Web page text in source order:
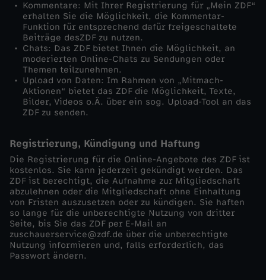
Kommentare: Mit Ihrer Registrierung für „Mein ZDF“
erhalten Sie die Möglichkeit, die Kommentar-
Funktion für entsprechend dafür freigeschaltete
Beiträge desZDF zu nutzen.
Chats: Das ZDF bietet Ihnen die Möglichkeit, an
moderierten Online-Chats zu Sendungen oder
Themen teilzunehmen.
Upload von Daten: Im Rahmen von „Mitmach-
Aktionen“ bietet das ZDF die Möglichkeit, Texte,
Bilder, Videos o.Ä. über ein sog. Upload-Tool an das
ZDF zu senden.
Registrierung, Kündigung und Haftung
Die Registrierung für die Online-Angebote des ZDF ist
kostenlos. Sie kann jederzeit gekündigt werden. Das
ZDF ist berechtigt, die Aufnahme zur Mitgliedschaft
abzulehnen oder die Mitgliedschaft ohne Einhaltung
von Fristen auszusetzen oder zu kündigen. Sie haften
so lange für die unberechtigte Nutzung von dritter
Seite, bis Sie das ZDF per E-Mail an
zuschauerservice@zdf.de über die unberechtigte
Nutzung informieren und, falls erforderlich, das
Passwort ändern.